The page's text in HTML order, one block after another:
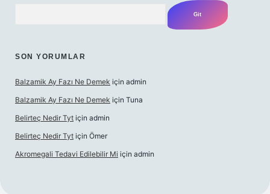
SON YORUMLAR
Balzamik Ay Fazı Ne Demek için admin
Balzamik Ay Fazı Ne Demek için Tuna
Belirteç Nedir Tyt için admin
Belirteç Nedir Tyt için Ömer
Akromegali Tedavi Edilebilir Mi için admin